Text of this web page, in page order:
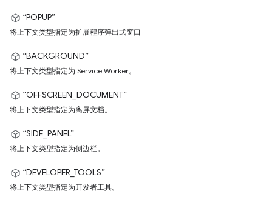
“POPUP”
将上下文类型指定为扩展程序弹出式窗口
“BACKGROUND”
将上下文类型指定为 Service Worker。
“OFFSCREEN_DOCUMENT”
将上下文类型指定为离屏文档。
“SIDE_PANEL”
将上下文类型指定为侧边栏。
“DEVELOPER_TOOLS”
将上下文类型指定为开发者工具。